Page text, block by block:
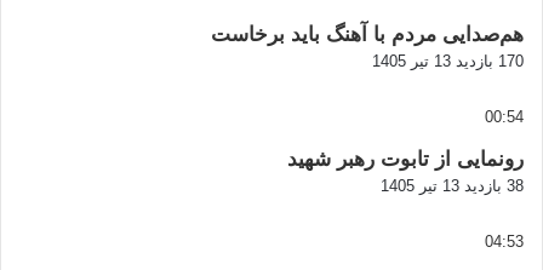
هم‌صدایی مردم با آهنگ باید برخاست
170 بازدید 13 تیر 1405
00:54
رونمایی از تابوت رهبر شهید
38 بازدید 13 تیر 1405
04:53